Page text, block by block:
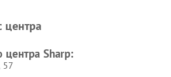
центра
центра Sharp:
57